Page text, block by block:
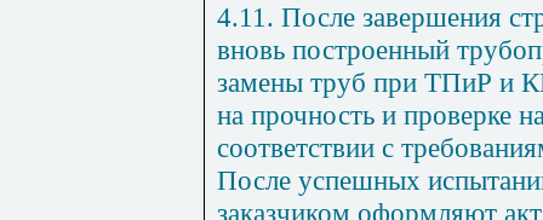
4.11. После завершения
вновь построенный
замены труб при ТПиР и
на прочность и проверке
соответствии с
После успешных
заказчиком оформляют